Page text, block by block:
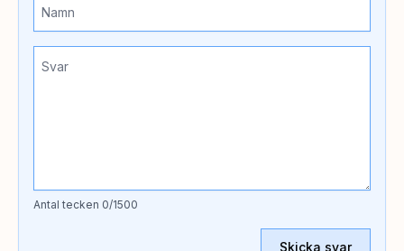
Antal tecken 0/1500
Skicka svar